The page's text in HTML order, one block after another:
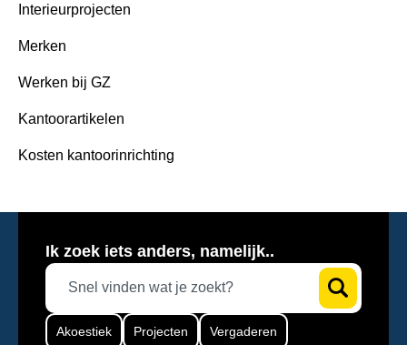
Interieurprojecten
Merken
Werken bij GZ
Kantoorartikelen
Kosten kantoorinrichting
Ik zoek iets anders, namelijk..
Akoestiek Projecten Vergaderen